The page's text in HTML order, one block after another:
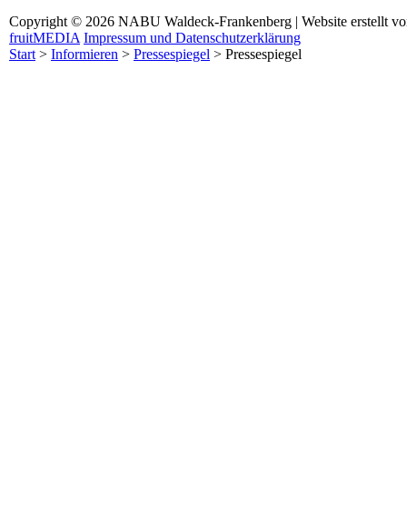
Copyright © 2026 NABU Waldeck-Frankenberg | Website erstellt
fruitMEDIA Impressum und Datenschutzerklärung
Start> Informieren > Pressespiegel > Pressespiegel